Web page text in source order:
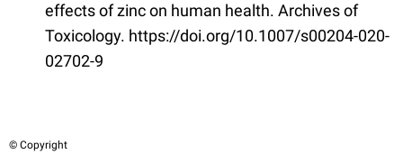
effects of zinc on human health. Archives of
Toxicology. https://doi.org/10.1007/s00204-020-
02702-9
© Copyright